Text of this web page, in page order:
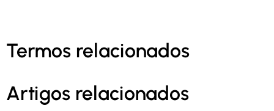
Termos relacionados
Artigos relacionados